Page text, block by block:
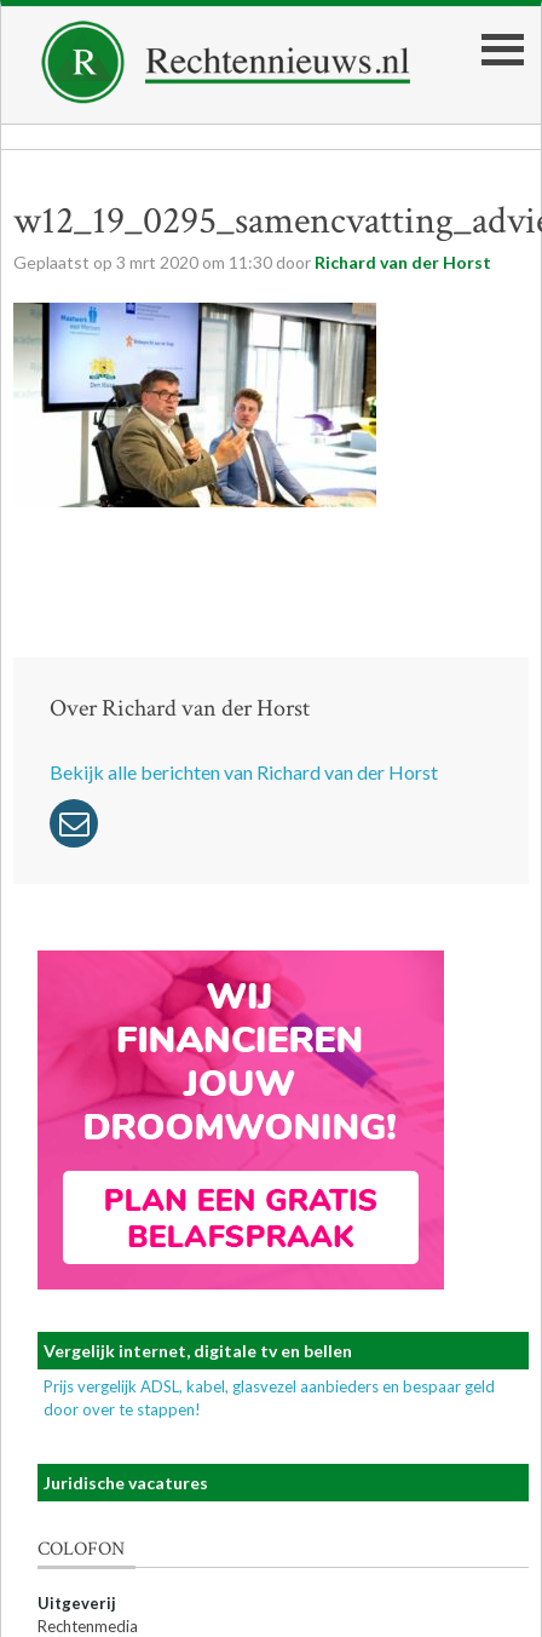
Geplaatst op 3 mrt 2020 om 11:30 door Richard van der Horst
Over Richard van der Horst
Bekijk alle berichten van Richard van der Horst
Vergelijk internet, digitale tv en bellen
Prijs vergelijk ADSL, kabel, glasvezel aanbieders en bespaar geld
door over te stappen!
Juridische vacatures
COLOFON
Uitgeverij
Rechtenmedia